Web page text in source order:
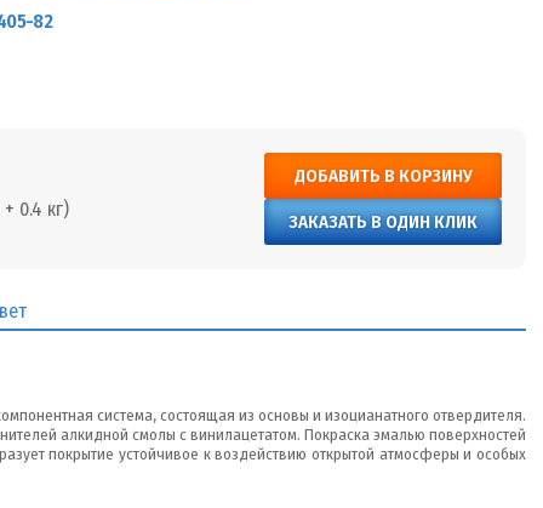
82
0.4 кг)
ДОБАВИТЬ В КОРЗИНУ
ЗАКАЗАТЬ В ОДИН КЛИК
система, состоящая из основы и изоцианатного отвердителя.
алкидной смолы с винилацетатом. Покраска эмалью поверхностей
покрытие устойчивое к воздействию открытой атмосферы и особых